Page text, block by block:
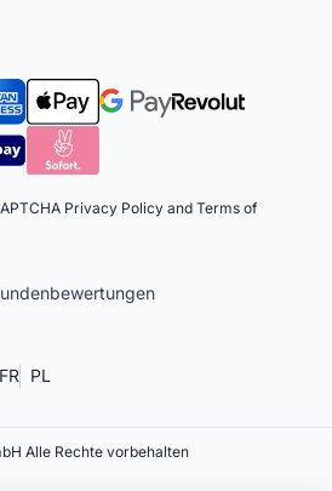
Privacy Policy and Terms of
FR PL
Alle Rechte vorbehalten